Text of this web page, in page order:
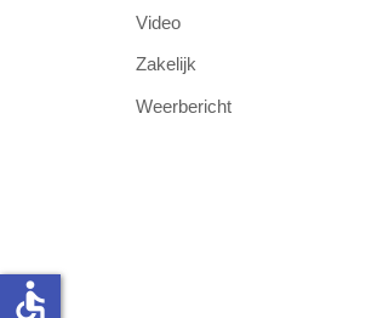
Video
Zakelijk
Weerbericht
accessible